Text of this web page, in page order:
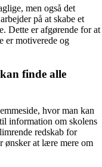
men også det
på at skabe et
Dette er afgørende for at
er motiverede og
finde alle
hvor man kan
information om skolens
redskab for
ønsker at lære mere om